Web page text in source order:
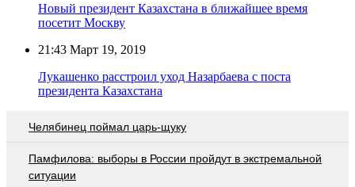
Новый президент Казахстана в ближайшее время
посетит Москву
21:43 Март 19, 2019
Лукашенко расстроил уход Назарбаева с поста
президента Казахстана
Челябинец поймал царь-щуку
Памфилова: выборы в России пройдут в экстремальной
ситуации